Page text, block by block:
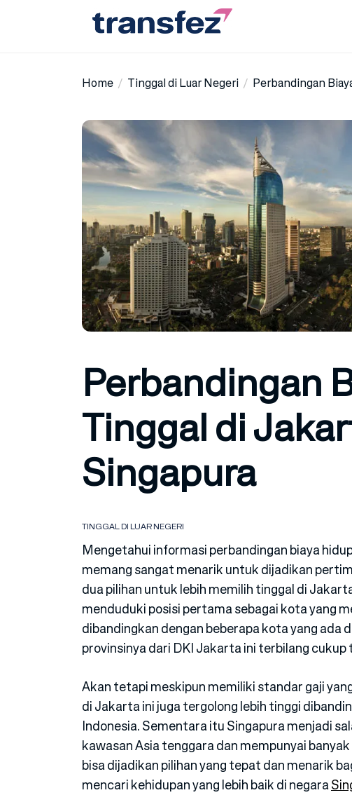
Home Tinggal di Luar Negeri Perbandingan
Perbandingan
Tinggal di
Singapura
TINGGAL DI LUAR NEGERI
Mengetahui informasi perbandingan biaya
memang sangat menarik untuk dijadikan
dua pilihan untuk lebih memilih tinggal di
menduduki posisi pertama sebagai kota yang
dibandingkan dengan beberapa kota yang ada
provinsinya dari DKI Jakarta ini terbilang cukup
Akan tetapi meskipun memiliki standar gaji
di Jakarta ini juga tergolong lebih tinggi
Indonesia. Sementara itu Singapura menjadi
kawasan Asia tenggara dan mempunyai
bisa dijadikan pilihan yang tepat dan menarik
mencari kehidupan yang lebih baik di negara